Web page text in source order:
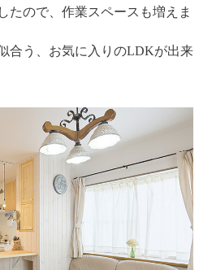
たので、作業スペースも増えま
合う、お気に入りのLDKが出来